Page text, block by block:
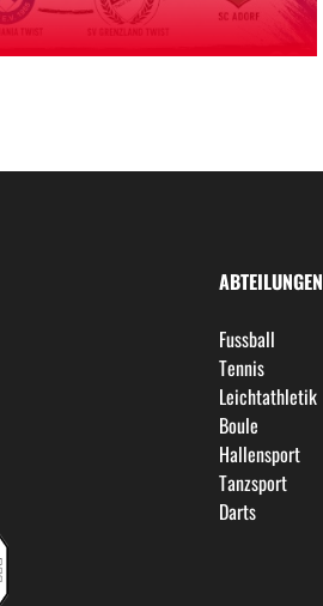
ABTEILUNGEN
Fussball
Tennis
Leichtathletik
Boule
Hallensport
Tanzsport
Darts